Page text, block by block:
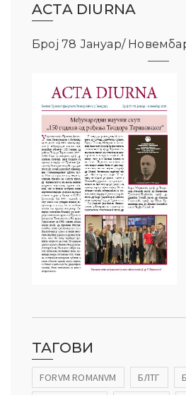
ACTA DIURNA
Број 78 Јануар/
ТАГОВИ
FORVM ROMANVM БЛТГ